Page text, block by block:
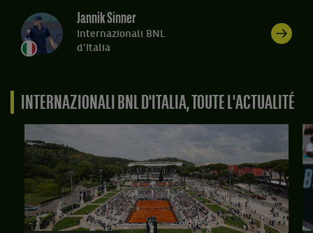
Jannik Sinner
Internazionali BNL
d'Italia
INTERNAZIONALI BNL D'ITALIA, TOUTE L'ACTUALITÉ